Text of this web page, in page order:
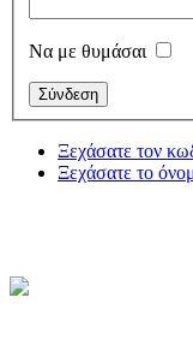
Να με θυμάσαι
Ξεχάσατε τον
Ξεχάσατε το